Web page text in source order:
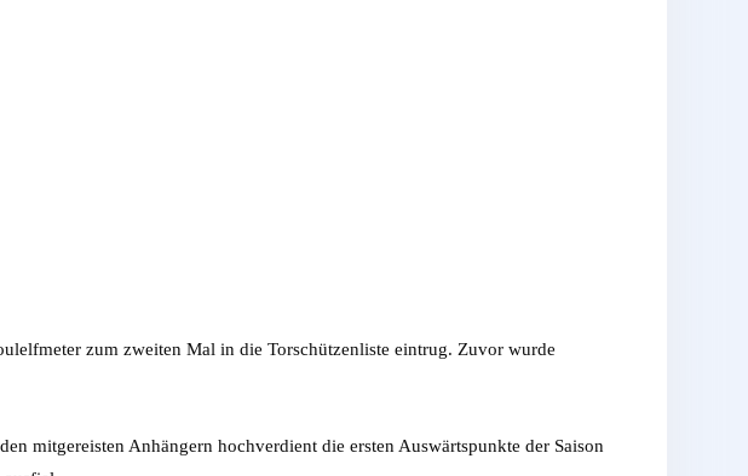
zum zweiten Mal in die Torschützenliste eintrug. Zuvor wurde
mitgereisten Anhängern hochverdient die ersten Auswärtspunkte der Saison